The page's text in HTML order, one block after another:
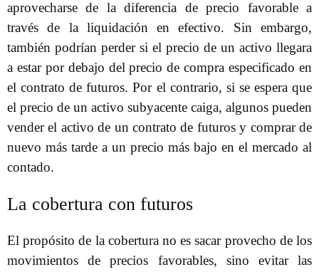
aprovecharse de la diferencia de precio favorable a
través de la liquidación en efectivo. Sin embargo,
también podrían perder si el precio de un activo llegara
a estar por debajo del precio de compra especificado en
el contrato de futuros. Por el contrario, si se espera que
el precio de un activo subyacente caiga, algunos pueden
vender el activo de un contrato de futuros y comprar de
nuevo más tarde a un precio más bajo en el mercado al
contado.
La cobertura con futuros
El propósito de la cobertura no es sacar provecho de los
movimientos de precios favorables, sino evitar las